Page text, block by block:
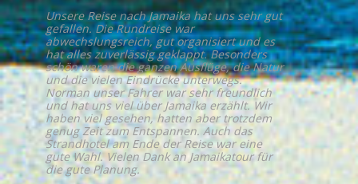
Unsere Reise nach Jamaika hat uns sehr gut
gefallen. Die Rundreise war
abwechslungsreich, gut organisiert und es
hat alles zuverlässig geklappt. Besonders
schön waren die ganzen Ausflüge, die Natur
und die vielen Eindrücke unterwegs.
Norman unser Fahrer war sehr freundlich
und hat uns viel über Jamaika erzählt. Wir
haben viel gesehen, hatten aber trotzdem
genug Zeit zum Entspannen. Auch das
Strandhotel am Ende der Reise war eine
gute Wahl. Vielen Dank an Jamaikatour für
die gute Planung.